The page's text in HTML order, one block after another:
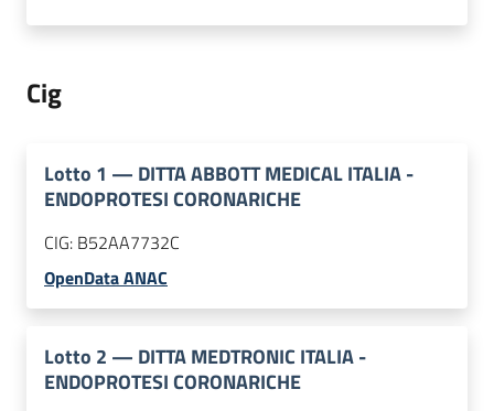
Cig
Lotto 1 — DITTA ABBOTT MEDICAL ITALIA -
ENDOPROTESI CORONARICHE
CIG: B52AA7732C
OpenData ANAC
Lotto 2 — DITTA MEDTRONIC ITALIA -
ENDOPROTESI CORONARICHE